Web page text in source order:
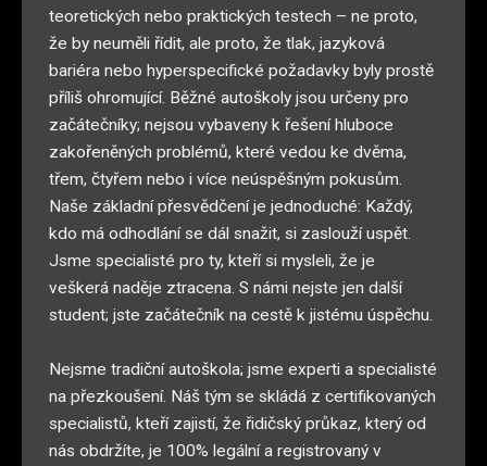
teoretických nebo praktických testech – ne proto,
že by neuměli řídit, ale proto, že tlak, jazyková
bariéra nebo hyperspecifické požadavky byly prostě
příliš ohromující. Běžné autoškoly jsou určeny pro
začátečníky; nejsou vybaveny k řešení hluboce
zakořeněných problémů, které vedou ke dvěma,
třem, čtyřem nebo i více neúspěšným pokusům.
Naše základní přesvědčení je jednoduché: Každý,
kdo má odhodlání se dál snažit, si zaslouží uspět.
Jsme specialisté pro ty, kteří si mysleli, že je
veškerá naděje ztracena. S námi nejste jen další
student; jste začátečník na cestě k jistému úspěchu.
Nejsme tradiční autoškola; jsme experti a specialisté
na přezkoušení. Náš tým se skládá z certifikovaných
specialistů, kteří zajistí, že řidičský průkaz, který od
nás obdržíte, je 100% legální a registrovaný v